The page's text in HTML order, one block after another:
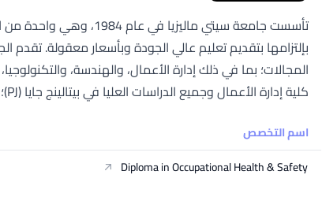
تأسست جامعة سيتي
بإلتزامها بتقديم تعليم عالي الجودة وبأسعار معقولة.
المجالات؛ بما في ذلك إدارة الأعمال، والهندسة،
كلية إدارة الأعمال وجميع الدراسات العليا في بيتالينج جايا (PJ)؛ بينما توجد جميع الكليات الأخرى في الحرم الجامعي الجديد في...
اسم التخصص
Diploma in Occupational Health & Safety